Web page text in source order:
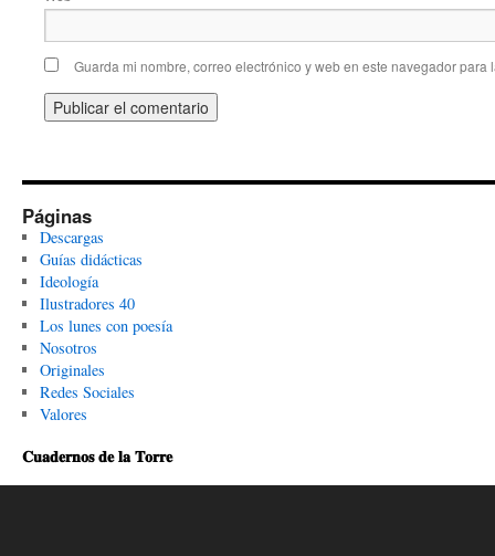
Guarda mi nombre, correo electrónico y web en este navegador para
Páginas
Descargas
Guías didácticas
Ideología
Ilustradores 40
Los lunes con poesía
Nosotros
Originales
Redes Sociales
Valores
𝐂𝐮𝐚𝐝𝐞𝐫𝐧𝐨𝐬 𝐝𝐞 𝐥𝐚 𝐓𝐨𝐫𝐫𝐞